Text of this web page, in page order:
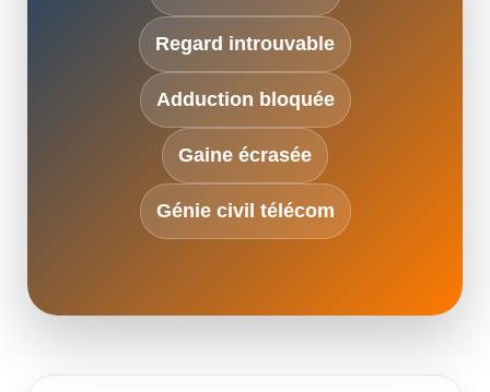
Regard introuvable
Adduction bloquée
Gaine écrasée
Génie civil télécom